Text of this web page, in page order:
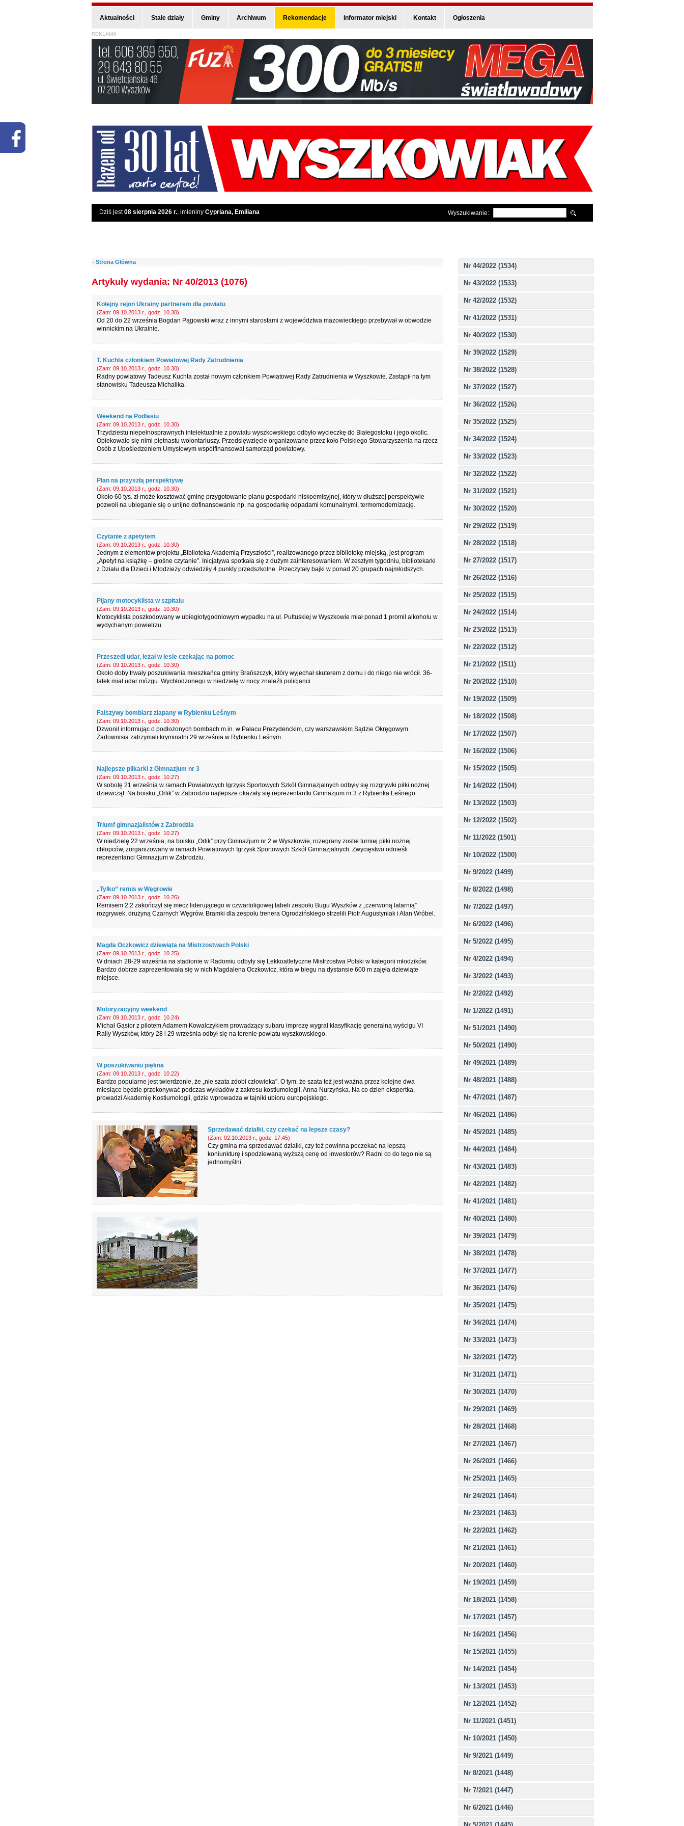
Aktualności Stałe działy Gminy Archiwum Rekomendacje Informator miejski Kontakt Ogłoszenia
REKLAMA
Dziś jest08 sierpnia 2026 r., imieniny Cypriana, Emiliana Wyszukiwanie:
Nr 44/2022 (1534)
Nr 43/2022 (1533)
Nr 42/2022 (1532)
Nr 41/2022 (1531)
Nr 40/2022 (1530)
Nr 39/2022 (1529)
Nr 38/2022 (1528)
Nr 37/2022 (1527)
Nr 36/2022 (1526)
Nr 35/2022 (1525)
Nr 34/2022 (1524)
Nr 33/2022 (1523)
Nr 32/2022 (1522)
Nr 31/2022 (1521)
Nr 30/2022 (1520)
Nr 29/2022 (1519)
Nr 28/2022 (1518)
Nr 27/2022 (1517)
Nr 26/2022 (1516)
Nr 25/2022 (1515)
Nr 24/2022 (1514)
Nr 23/2022 (1513)
Nr 22/2022 (1512)
Nr 21/2022 (1511)
Nr 20/2022 (1510)
Nr 19/2022 (1509)
Nr 18/2022 (1508)
Nr 17/2022 (1507)
Nr 16/2022 (1506)
Nr 15/2022 (1505)
Nr 14/2022 (1504)
Nr 13/2022 (1503)
Nr 12/2022 (1502)
Nr 11/2022 (1501)
Nr 10/2022 (1500)
Nr 9/2022 (1499)
Nr 8/2022 (1498)
Nr 7/2022 (1497)
Nr 6/2022 (1496)
Nr 5/2022 (1495)
Nr 4/2022 (1494)
Nr 3/2022 (1493)
Nr 2/2022 (1492)
Nr 1/2022 (1491)
Nr 51/2021 (1490)
Nr 50/2021 (1490)
Nr 49/2021 (1489)
Nr 48/2021 (1488)
Nr 47/2021 (1487)
Nr 46/2021 (1486)
Nr 45/2021 (1485)
Nr 44/2021 (1484)
Nr 43/2021 (1483)
Nr 42/2021 (1482)
Nr 41/2021 (1481)
Nr 40/2021 (1480)
Nr 39/2021 (1479)
Nr 38/2021 (1478)
Nr 37/2021 (1477)
Nr 36/2021 (1476)
Nr 35/2021 (1475)
Nr 34/2021 (1474)
Nr 33/2021 (1473)
Nr 32/2021 (1472)
Nr 31/2021 (1471)
Nr 30/2021 (1470)
Nr 29/2021 (1469)
Nr 28/2021 (1468)
Nr 27/2021 (1467)
Nr 26/2021 (1466)
Nr 25/2021 (1465)
Nr 24/2021 (1464)
Nr 23/2021 (1463)
Nr 22/2021 (1462)
Nr 21/2021 (1461)
Nr 20/2021 (1460)
Nr 19/2021 (1459)
Nr 18/2021 (1458)
Nr 17/2021 (1457)
Nr 16/2021 (1456)
Nr 15/2021 (1455)
Nr 14/2021 (1454)
Nr 13/2021 (1453)
Nr 12/2021 (1452)
Nr 11/2021 (1451)
Nr 10/2021 (1450)
Nr 9/2021 (1449)
Nr 8/2021 (1448)
Nr 7/2021 (1447)
Nr 6/2021 (1446)
- Strona Główna
Artykuły wydania: Nr 40/2013 (1076)
Kolejny rejon Ukrainy partnerem dla powiatu
(Zam: 09.10.2013 r., godz. 10.30)
Od 20 do 22 września Bogdan Pągowski wraz z innymi starostami z województwa mazowieckiego przebywał w obwodzie
winnickim na Ukrainie.
T. Kuchta członkiem Powiatowej Rady Zatrudnienia
(Zam: 09.10.2013 r., godz. 10.30)
Radny powiatowy Tadeusz Kuchta został nowym członkiem Powiatowej Rady Zatrudnienia w Wyszkowie. Zastąpił na tym
stanowisku Tadeusza Michalika.
Weekend na Podlasiu
(Zam: 09.10.2013 r., godz. 10.30)
Trzydziestu niepełnosprawnych intelektualnie z powiatu wyszkowskiego odbyło wycieczkę do Białegostoku i jego okolic.
Opiekowało się nimi piętnastu wolontariuszy. Przedsięwzięcie organizowane przez koło Polskiego Stowarzyszenia na rzecz
Osób z Upośledzeniem Umysłowym współfinansował samorząd powiatowy.
Plan na przyszłą perspektywę
(Zam: 09.10.2013 r., godz. 10.30)
Około 60 tys. zł może kosztować gminę przygotowanie planu gospodarki niskoemisyjnej, który w dłuższej perspektywie
pozwoli na ubieganie się o unijne dofinansowanie np. na gospodarkę odpadami komunalnymi, termomodernizację.
Czytanie z apetytem
(Zam: 09.10.2013 r., godz. 10.30)
Jednym z elementów projektu „Biblioteka Akademią Przyszłości”, realizowanego przez bibliotekę miejską, jest program
„Apetyt na książkę – głośne czytanie”. Inicjatywa spotkała się z dużym zainteresowaniem. W zeszłym tygodniu, bibliotekarki
z Działu dla Dzieci i Młodzieży odwiedziły 4 punkty przedszkolne. Przeczytały bajki w ponad 20 grupach najmłodszych.
Pijany motocyklista w szpitalu
(Zam: 09.10.2013 r., godz. 10.30)
Motocyklista poszkodowany w ubiegłotygodniowym wypadku na ul. Pułtuskiej w Wyszkowie miał ponad 1 promil alkoholu w
wydychanym powietrzu.
Przeszedł udar, leżał w lesie czekając na pomoc
(Zam: 09.10.2013 r., godz. 10.30)
Około doby trwały poszukiwania mieszkańca gminy Brańszczyk, który wyjechał skuterem z domu i do niego nie wrócił. 36-
latek miał udar mózgu. Wychłodzonego w niedzielę w nocy znaleźli policjanci.
Fałszywy bombiarz złapany w Rybienku Leśnym
(Zam: 09.10.2013 r., godz. 10.30)
Dzwonił informując o podłożonych bombach m.in. w Pałacu Prezydenckim, czy warszawskim Sądzie Okręgowym.
Żartownisia zatrzymali kryminalni 29 września w Rybienku Leśnym.
Najlepsze piłkarki z Gimnazjum nr 3
(Zam: 09.10.2013 r., godz. 10.27)
W sobotę 21 września w ramach Powiatowych Igrzysk Sportowych Szkół Gimnazjalnych odbyły się rozgrywki piłki nożnej
dziewcząt. Na boisku „Orlik” w Zabrodziu najlepsze okazały się reprezentantki Gimnazjum nr 3 z Rybienka Leśnego.
Triumf gimnazjalistów z Zabrodzia
(Zam: 09.10.2013 r., godz. 10.27)
W niedzielę 22 września, na boisku „Orlik” przy Gimnazjum nr 2 w Wyszkowie, rozegrany został turniej piłki nożnej
chłopców, zorganizowany w ramach Powiatowych Igrzysk Sportowych Szkół Gimnazjalnych. Zwycięstwo odnieśli
reprezentanci Gimnazjum w Zabrodziu.
„Tylko” remis w Węgrowie
(Zam: 09.10.2013 r., godz. 10.26)
Remisem 2:2 zakończył się mecz liderującego w czwartoligowej tabeli zespołu Bugu Wyszków z „czerwoną latarnią”
rozgrywek, drużyną Czarnych Węgrów. Bramki dla zespołu trenera Ogrodzińskiego strzelili Piotr Augustyniak i Alan Wróbel.
Magda Oczkowicz dziewiąta na Mistrzostwach Polski
(Zam: 09.10.2013 r., godz. 10.25)
W dniach 28-29 września na stadionie w Radomiu odbyły się Lekkoatletyczne Mistrzostwa Polski w kategorii młodzików.
Bardzo dobrze zaprezentowała się w nich Magdalena Oczkowicz, która w biegu na dystansie 600 m zajęła dziewiąte
miejsce.
Motoryzacyjny weekend
(Zam: 09.10.2013 r., godz. 10.24)
Michał Gąsior z pilotem Adamem Kowalczykiem prowadzący subaru imprezę wygrał klasyfikację generalną wyścigu VI
Rally Wyszków, który 28 i 29 września odbył się na terenie powiatu wyszkowskiego.
W poszukiwaniu piękna
(Zam: 09.10.2013 r., godz. 10.22)
Bardzo popularne jest twierdzenie, że „nie szata zdobi człowieka”. O tym, że szata też jest ważna przez kolejne dwa
miesiące będzie przekonywać podczas wykładów z zakresu kostiumologii, Anna Nurzyńska. Na co dzień ekspertka,
prowadzi Akademię Kostiumologii, gdzie wprowadza w tajniki ubioru europejskiego.
Sprzedawać działki, czy czekać na lepsze czasy?
(Zam: 02.10.2013 r., godz. 17.45)
Czy gmina ma sprzedawać działki, czy też powinna poczekać na lepszą
koniunkturę i spodziewaną wyższą cenę od inwestorów? Radni co do tego nie są
jednomyślni.